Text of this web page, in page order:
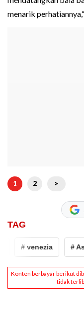
menarik
1 2 >
TAG
# venezia #